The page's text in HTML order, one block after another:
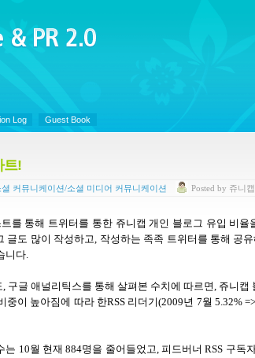
&
Log Guest Book
트!
셜 커뮤니케이션/소셜 미디어 커뮤니케이션 Posted by 쥬니캡
를 통해 트위터를 통한 쥬니캡 개인 블로그 유입 비율
글도 많이 작성하고, 작성하는 족족 트위터를 통해 공
니다.
, 구글 애널리틱스를 통해 살펴본 수치에 따르면, 쥬니캡
중이 높아짐에 따라 한RSS 리더기(2009년 7월 5.32%
는 10월 현재 884명을 줄어들었고, 피드버너RSS 구독